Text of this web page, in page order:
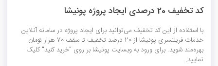
کد تخفیف 20 درصدی ایجاد پروژه پونیشا
با استفاده از این کد تخفیف می‌توانید برای ایجاد پروژه در سامانه آنلاین
خدمات فریلنسری پونیشا از 20 درصد تخفیف تا سقف 70 هزار تومان
بهره‌مند شوید. برای ورود به وبسایت پونیشا بر روی "خرید کنید" کلیک
نمایید.